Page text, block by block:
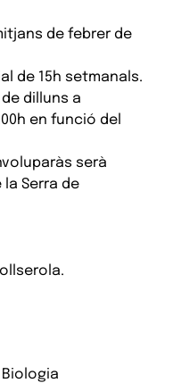
de febrer de
de 15h setmanals.
dilluns a
en funció del
serà
Serra de